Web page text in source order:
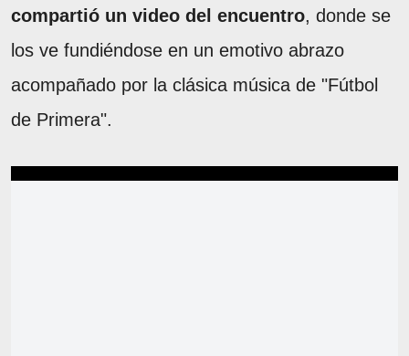
compartió un video del encuentro, donde se
los ve fundiéndose en un emotivo abrazo
acompañado por la clásica música de "Fútbol
de Primera".